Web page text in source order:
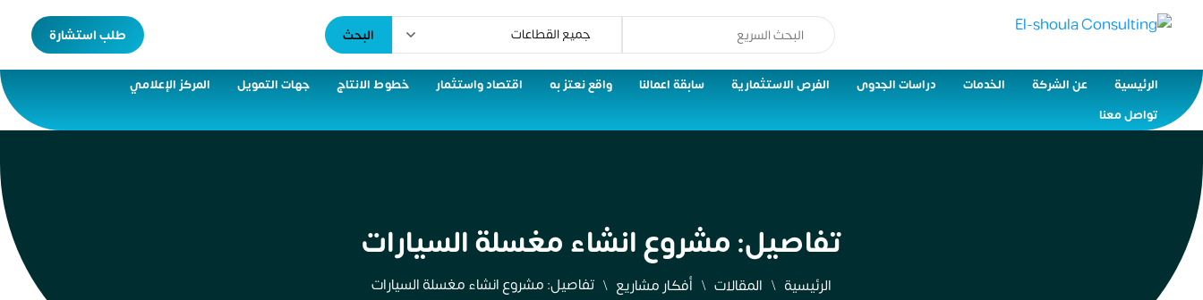
البحث طلب استشارة
الرئيسية عن الشركة الخدمات دراسات الجدوى الفرص الاستثمارية سابقة اعمالنا واقع نعتز به اقتصاد واستثمار خطوط الانتاج جهات التمويل
المركز الإعلامي
تواصل معنا
تفاصيل: مشروع انشاء مغسلة السيارات
الرئيسية المقالات أفكار مشاريع تفاصيل: مشروع انشاء مغسلة السيارات